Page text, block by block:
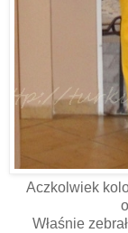
Aczkolwiek
Właśnie